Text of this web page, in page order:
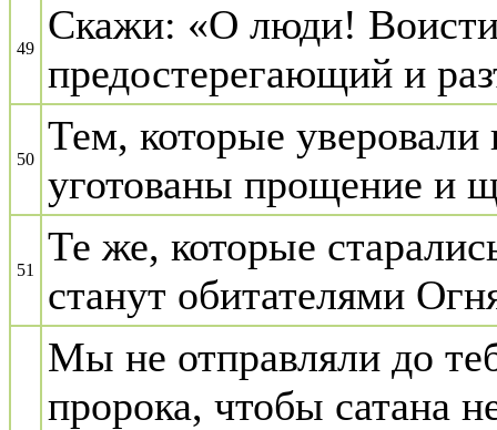
49
Скажи: «О люди!
предостерегающий и
50
Тем, которые
уготованы прощение и
51
Те же, которые
станут обитателями
Мы не отправляли до
пророка, чтобы сатана